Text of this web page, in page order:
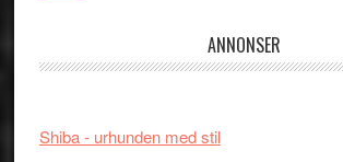
ANNONSER
Shiba - urhunden med stil